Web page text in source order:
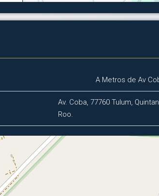
A Metros de Av
Av. Coba, 77760 Tulum,
Roo.